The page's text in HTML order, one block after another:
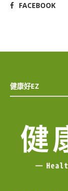
FACEBOOK
健康好EZ